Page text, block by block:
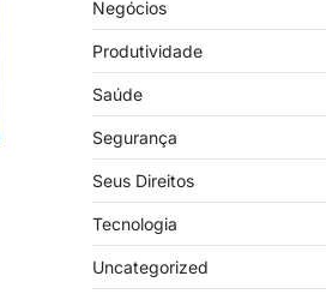
Negócios
Produtividade
Saúde
Segurança
Seus Direitos
Tecnologia
Uncategorized